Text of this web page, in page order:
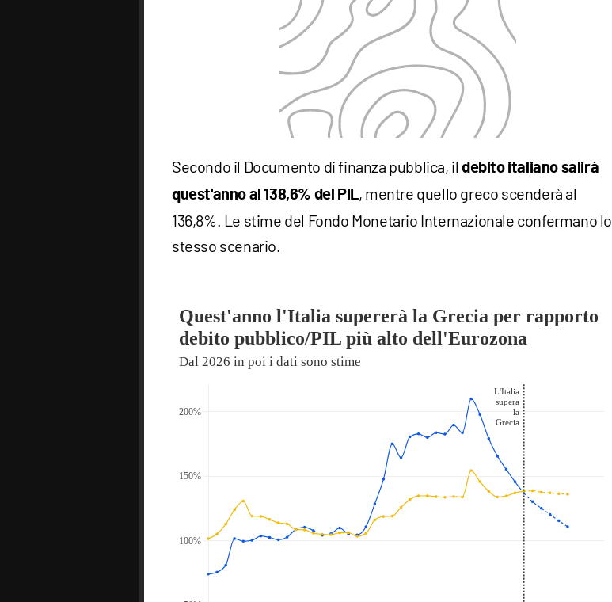
Secondo il Documento di finanza pubblica, il debito italiano salirà
quest'anno al 138,6% del PIL, mentre quello greco scenderà al
136,8%. Le stime del Fondo Monetario Internazionale confermano lo
stesso scenario.